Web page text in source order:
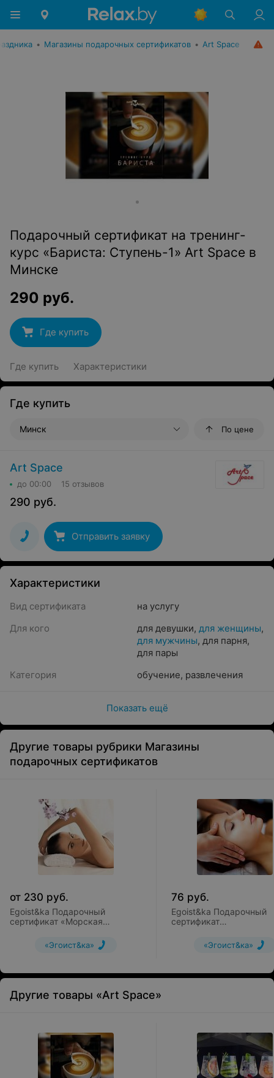
• Магазины подарочных сертификатов • Art Space
Подарочный сертификат на тренинг-
курс «Бариста: Ступень-1» Art Space в
Минске
290 руб.
Где купить
Где купить Характеристики
Где купить
Минск По цене
Art Space
до 00:00 15 отзывов
290 руб.
Отправить заявку
Характеристики
Вид сертификата
на услугу
Для кого
для девушки, для женщины,
для мужчины, для парня,
для пары
Категория
обучение, развлечения
Показать ещё
Другие товары рубрики Магазины
подарочных сертификатов
от 230 руб.
Egoist&ka Подарочный
сертификат «Морская
«Эгоист&ка»
76 руб.
Egoist&ka Подарочный
сертификат
нелечебный массаж
«Эгоист&ка»
Другие товары «Art Space»